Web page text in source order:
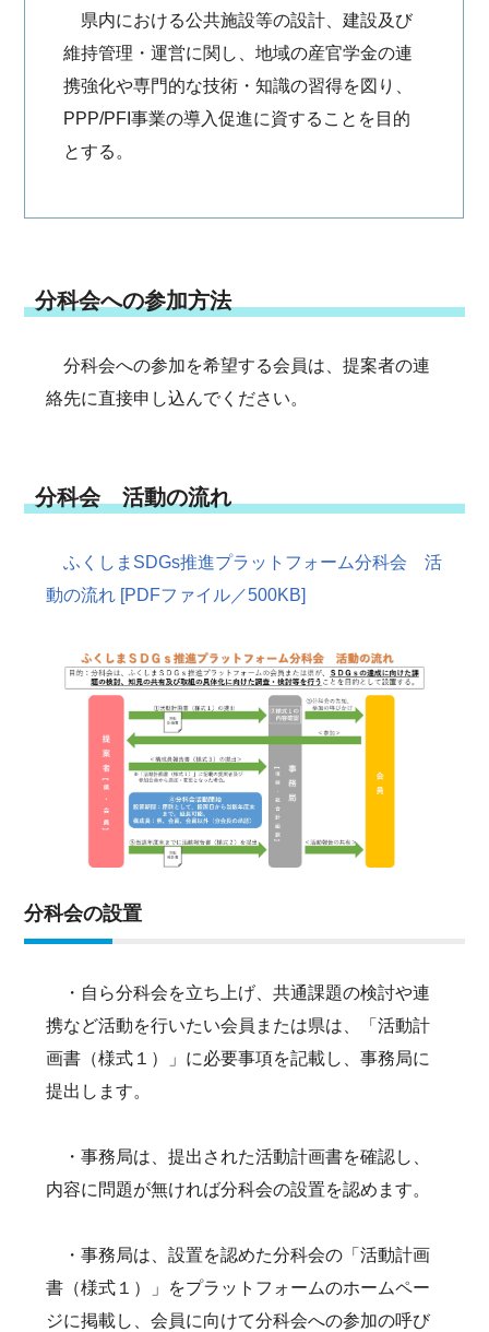
県内における公共施設等の設計、建設及び
維持管理・運営に関し、地域の産官学金の連
携強化や専門的な技術・知識の習得を図り、
PPP/PFI事業の導入促進に資することを目的
とする。
分科会への参加方法
分科会への参加を希望する会員は、提案者の連
絡先に直接申し込んでください。
分科会 活動の流れ
ふくしまSDGs推進プラットフォーム分科会 活
動の流れ [PDFファイル／500KB]
分科会の設置
・自ら分科会を立ち上げ、共通課題の検討や連
携など活動を行いたい会員または県は、「活動計
画書（様式１）」に必要事項を記載し、事務局に
提出します。
・事務局は、提出された活動計画書を確認し、
内容に問題が無ければ分科会の設置を認めます。
・事務局は、設置を認めた分科会の「活動計画
書（様式１）」をプラットフォームのホームペー
ジに掲載し、会員に向けて分科会への参加の呼び